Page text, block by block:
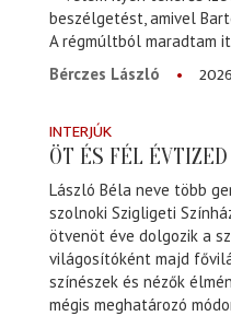
beszélgetést, amivel
A régmúltból maradtam
Bérczes László
INTERJÚK
ÖT ÉS FÉL
László Béla neve több
szolnoki Szigligeti
ötvenöt éve dolgozik a
világosítóként majd
színészek és nézők
mégis meghatározó